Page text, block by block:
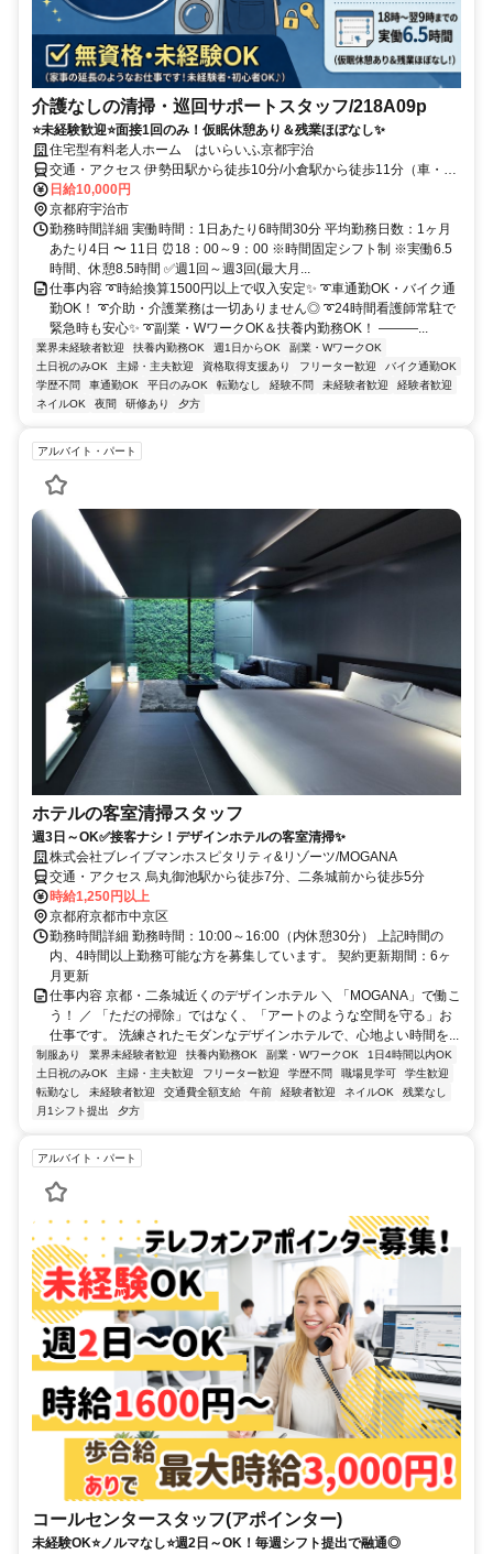
介護なしの清掃・巡回サポートスタッフ/218A09p
⭐未経験歓迎⭐面接1回のみ！仮眠休憩あり＆残業ほぼなし✨
住宅型有料老人ホーム はいらいふ京都宇治
交通・アクセス 伊勢田駅から徒歩10分/小倉駅から徒歩11分（車・バ
イク通勤OK）
日給10,000円
京都府宇治市
勤務時間詳細 実働時間：1日あたり6時間30分 平均勤務日数：1ヶ月
あたり4日 〜 11日 ⏰18：00～9：00 ※時間固定シフト制 ※実働6.5
時間、休憩8.5時間 ✅週1回～週3回(最大月...
仕事内容 ➰時給換算1500円以上で収入安定✨ ➰車通勤OK・バイク通
勤OK！ ➰介助・介護業務は一切ありません◎ ➰24時間看護師常駐で
緊急時も安心✨ ➰副業・WワークOK＆扶養内勤務OK！ ―――...
業界未経験者歓迎 扶養内勤務OK 週1日からOK
副業・WワークOK
土日祝のみOK
主婦・主夫歓迎 資格取得支援あり フリーター歓迎
バイク通勤OK
学歴不問
車通勤OK 平日のみOK 転勤なし 経験不問 未経験者歓迎
経験者歓迎
ネイルOK
夜間 研修あり 夕方
アルバイト・パート
ホテルの客室清掃スタッフ
週3日～OK✅接客ナシ！デザインホテルの客室清掃✨
株式会社ブレイブマンホスピタリティ&リゾーツ/MOGANA
交通・アクセス 烏丸御池駅から徒歩7分、二条城前から徒歩5分
時給1,250円以上
京都府京都市中京区
勤務時間詳細 勤務時間：10:00～16:00（内休憩30分） 上記時間の
内、4時間以上勤務可能な方を募集しています。 契約更新期間：6ヶ
月更新
仕事内容 京都・二条城近くのデザインホテル ＼ 「MOGANA」で働こ
う！ ／ 「ただの掃除」ではなく、「アートのような空間を守る」お
仕事です。 洗練されたモダンなデザインホテルで、心地よい時間を...
制服あり 業界未経験者歓迎 扶養内勤務OK 副業・WワークOK
1日4時間以内OK
土日祝のみOK
主婦・主夫歓迎 フリーター歓迎 学歴不問 職場見学可
学生歓迎
転勤なし
未経験者歓迎 交通費全額支給 午前 経験者歓迎 ネイルOK
残業なし
月1シフト提出
夕方
アルバイト・パート
コールセンタースタッフ(アポインター)
未経験OK⭐ノルマなし⭐週2日～OK！毎週シフト提出で融通◎